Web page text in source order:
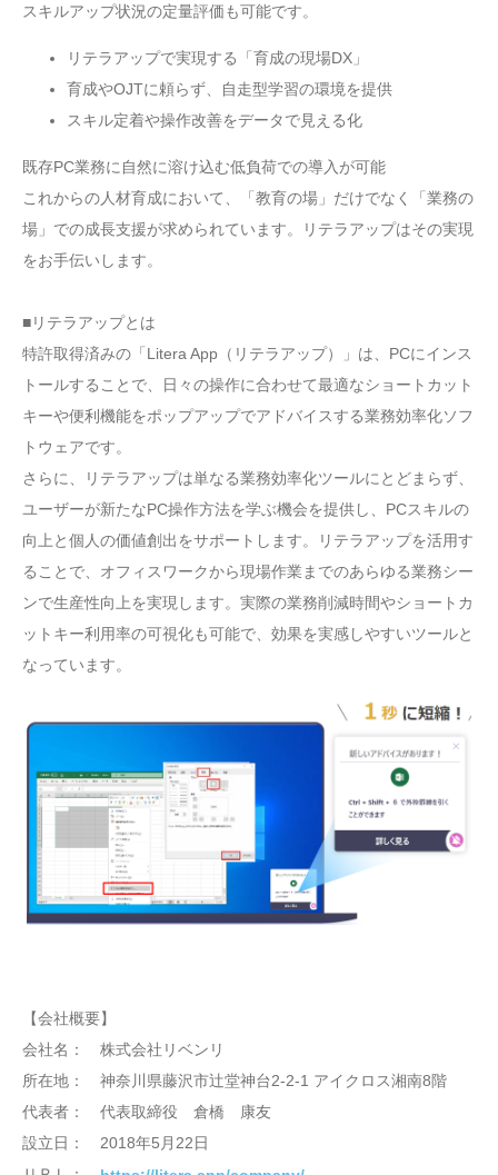
スキルアップ状況の定量評価も可能です。
リテラアップで実現する「育成の現場DX」
育成やOJTに頼らず、自走型学習の環境を提供
スキル定着や操作改善をデータで見える化
既存PC業務に自然に溶け込む低負荷での導入が可能
これからの人材育成において、「教育の場」だけでなく「業務の
場」での成長支援が求められています。リテラアップはその実現
をお手伝いします。
■リテラアップとは
特許取得済みの「Litera App（リテラアップ）」は、PCにインス
トールすることで、日々の操作に合わせて最適なショートカット
キーや便利機能をポップアップでアドバイスする業務効率化ソフ
トウェアです。
さらに、リテラアップは単なる業務効率化ツールにとどまらず、
ユーザーが新たなPC操作方法を学ぶ機会を提供し、PCスキルの
向上と個人の価値創出をサポートします。リテラアップを活用す
ることで、オフィスワークから現場作業までのあらゆる業務シー
ンで生産性向上を実現します。実際の業務削減時間やショートカ
ットキー利用率の可視化も可能で、効果を実感しやすいツールと
なっています。
【会社概要】
会社名： 株式会社リベンリ
所在地： 神奈川県藤沢市辻堂神台2-2-1 アイクロス湘南8階
代表者： 代表取締役 倉橋 康友
設立日： 2018年5月22日